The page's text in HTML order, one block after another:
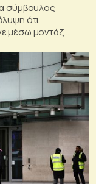
σύμβουλος
ότι
μέσω μοντάζ